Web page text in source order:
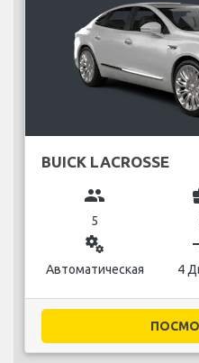
BUICK LACROSSE
group
5
miscellaneous_services
Автоматическая 4